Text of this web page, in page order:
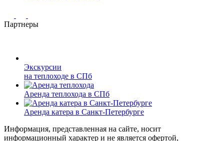
Партнеры
Экскурсии
на теплоходе в СПб
Аренда теплохода в СПб
Аренда катера в Санкт-Петербурге
Информация, представленная на сайте, носит
информационный характер и не является офертой,